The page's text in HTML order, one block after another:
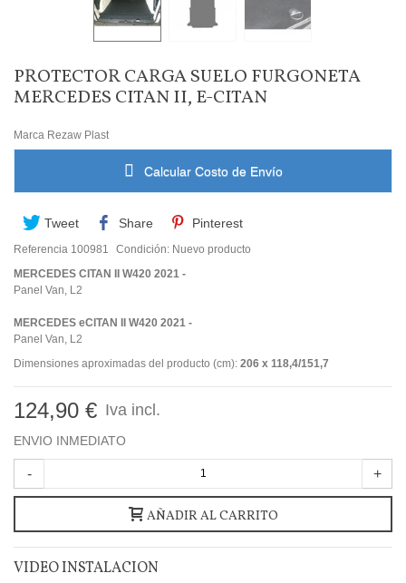
PROTECTOR CARGA SUELO FURGONETA
MERCEDES CITAN II, E-CITAN
Marca Rezaw Plast
Calcular Costo de Envío
Tweet Share Pinterest
Referencia 100981 Condición: Nuevo producto
MERCEDES CITAN II W420 2021 -
Panel Van, L2
MERCEDES eCITAN II W420 2021 -
Panel Van, L2
Dimensiones aproximadas del producto (cm): 206 x 118,4/151,7
124,90 € Iva incl.
ENVIO INMEDIATO
- +
AÑADIR AL CARRITO
VIDEO INSTALACION